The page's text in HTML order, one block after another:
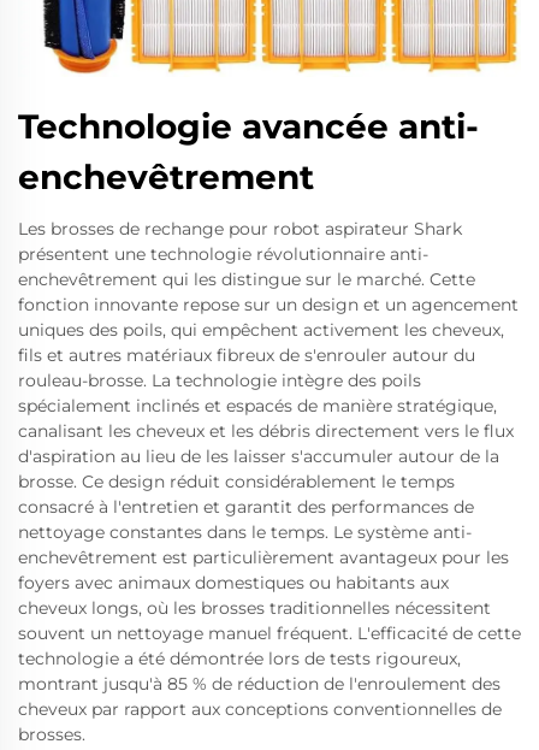
Technologie avancée anti-
enchevêtrement
Les brosses de rechange pour robot aspirateur Shark
présentent une technologie révolutionnaire anti-
enchevêtrement qui les distingue sur le marché. Cette
fonction innovante repose sur un design et un agencement
uniques des poils, qui empêchent activement les cheveux,
fils et autres matériaux fibreux de s'enrouler autour du
rouleau-brosse. La technologie intègre des poils
spécialement inclinés et espacés de manière stratégique,
canalisant les cheveux et les débris directement vers le flux
d'aspiration au lieu de les laisser s'accumuler autour de la
brosse. Ce design réduit considérablement le temps
consacré à l'entretien et garantit des performances de
nettoyage constantes dans le temps. Le système anti-
enchevêtrement est particulièrement avantageux pour les
foyers avec animaux domestiques ou habitants aux
cheveux longs, où les brosses traditionnelles nécessitent
souvent un nettoyage manuel fréquent. L'efficacité de cette
technologie a été démontrée lors de tests rigoureux,
montrant jusqu'à 85 % de réduction de l'enroulement des
cheveux par rapport aux conceptions conventionnelles de
brosses.